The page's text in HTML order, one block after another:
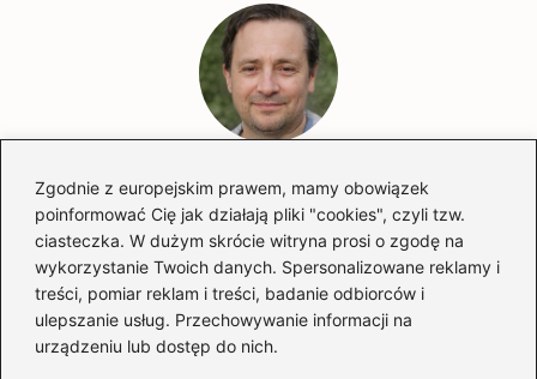
Zgodnie z europejskim prawem, mamy obowiązek
poinformować Cię jak działają pliki "cookies", czyli tzw.
ciasteczka. W dużym skrócie witryna prosi o zgodę na
wykorzystanie Twoich danych. Spersonalizowane reklamy i
treści, pomiar reklam i treści, badanie odbiorców i
ulepszanie usług. Przechowywanie informacji na
urządzeniu lub dostęp do nich.
Hubert Majewski
Nazywam się Hubert i jestem twórcą bloga
automotostrefa.pl, miejsca stworzonego z pasji do
wszystkiego, co ma koła, silnik i potrafi budzić emocje. Od
lat zgłębiam świat motoryzacji — od kultowych
samochodów i nowoczesnych motocykli, przez skutery
miejskie, aż po sportowe maszyny, które na torze pokazują
swoje prawdziwe oblicze. Na blogu znajdziesz rzetelne